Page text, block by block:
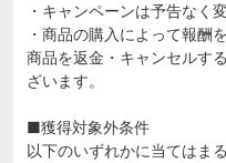
・キャンペーンは予告なく
・商品の購入によって報酬
商品を返金・キャンセルす
ざいます。
■獲得対象外条件
以下のいずれかに当てはま